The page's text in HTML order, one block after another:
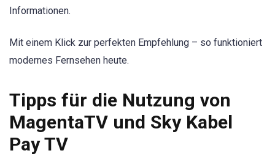
Informationen.
Mit einem Klick zur perfekten Empfehlung – so funktioniert
modernes Fernsehen heute.
Tipps für die Nutzung von
MagentaTV und Sky Kabel
Pay TV